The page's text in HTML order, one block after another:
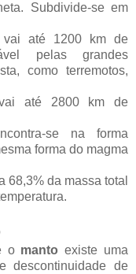
Subdivide-se em
vai até 1200 km de
pelas grandes
como terremotos,
até 2800 km de
se na forma
forma do magma
68,3% da massa total
o manto existe uma
descontinuidade de